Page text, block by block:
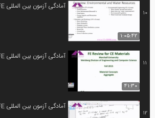
10
1:05:42
آمادگی آزمون بین المللی FE و PE قسمت...
11
41:30
آمادگی آزمون بین المللی FE و PE قسمت...
12
آمادگی آزمون بین المللی FE و PE قسمت...